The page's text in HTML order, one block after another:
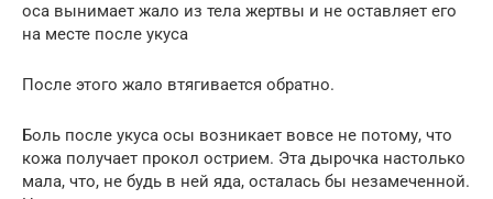
оса вынимает жало из тела жертвы и не оставляет его
на месте после укуса
После этого жало втягивается обратно.
Боль после укуса осы возникает вовсе не потому, что
кожа получает прокол острием. Эта дырочка настолько
мала, что, не будь в ней яда, осталась бы незамеченной.